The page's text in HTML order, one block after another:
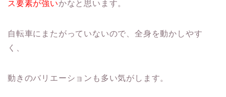
ス要素が強いかなと思います。
自転車にまたがっていないので、全身を動かしやす
く、
動きのバリエーションも多い気がします。